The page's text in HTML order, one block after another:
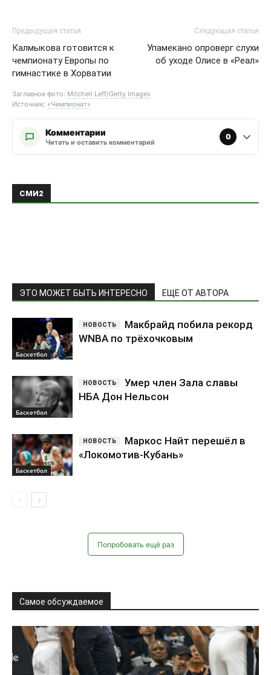
Предыдущая статья
Калмыкова готовится к
чемпионату Европы по
гимнастике в Хорватии
Следующая статья
Упамекано опроверг слухи
об уходе Олисе в «Реал»
Заглавное фото: Mitchell Leff/Getty Images
Источник: «Чемпионат»
Комментарии
Читать и оставить комментарий
0
Баскетбол
НБА Дон Нельсон
Баскетбол
Маркос Найт перешёл в
«Локомотив-Кубань»